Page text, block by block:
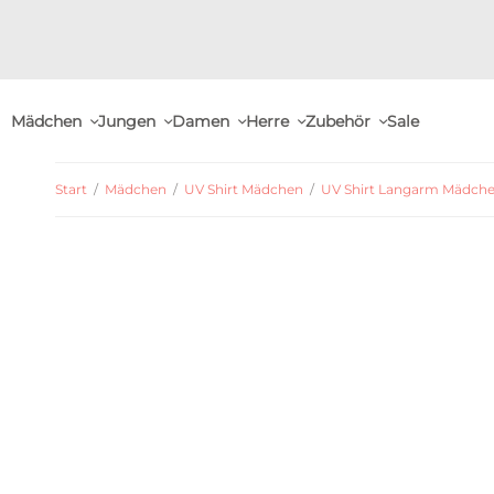
Mädchen Jungen Damen Herre Zubehör Sale
Start / Mädchen / UV Shirt Mädchen / UV Shirt Langarm